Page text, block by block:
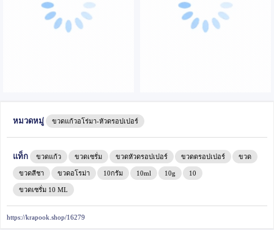
หมวดหมู่ ขวดแก้วอโร่มา-หัวดรอปเปอร์
แท็ก ขวดแก้ว ขวดเซรั่ม ขวดหัวดรอปเปอร์ ขวดดรอปเปอร์ ขวด
ขวดสีชา ขวดอโรม่า 10กรัม 10ml 10g 10
ขวดเซรั่ม 10 ML
https://krapook.shop/16279